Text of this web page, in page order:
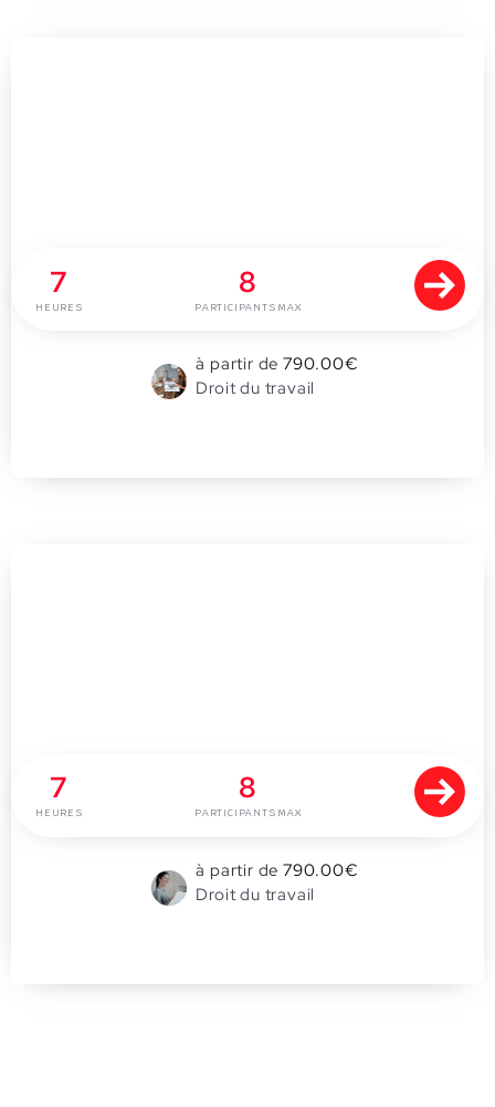
7
HEURES
8
PARTICIPANTS MAX
à partir de 790.00€
Droit du travail
7
HEURES
8
PARTICIPANTS MAX
à partir de 790.00€
Droit du travail